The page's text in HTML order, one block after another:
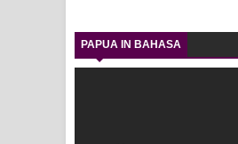
PAPUA IN BAHASA